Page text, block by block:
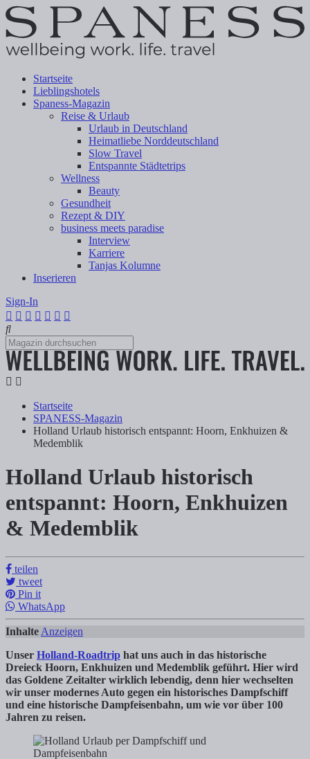
Startseite
Lieblingshotels
Spaness-Magazin
Reise & Urlaub
Urlaub in Deutschland
Heimatliebe Norddeutschland
Slow Travel
Entspannte Städtetrips
Wellness
Beauty
Gesundheit
Rezept & DIY
business meets paradise
Interview
Karriere
Tanjas Kolumne
Inserieren
Sign-In
Startseite
SPANESS-Magazin
Holland Urlaub historisch entspannt: Hoorn, Enkhuizen &
Medemblik
Holland Urlaub historisch entspannt:
Tanja Klindworth
Roadtrip durch Holland: Historisch entspannt gehts von
Holland Urlaub historisch
entspannt: Hoorn, Enkhuizen
& Medemblik
teilen
tweet
Pin it
WhatsApp
Inhalte Anzeigen
Unser Holland-Roadtrip hat uns auch in das historische
Dreieck Hoorn, Enkhuizen und Medemblik geführt. Hier wird
das Goldene Zeitalter wirklich lebendig, denn hier wechselten
wir unser modernes Auto gegen ein historisches Dampfschiff
und eine historische Dampfeisenbahn, um wie vor über 100
Jahren zu reisen.